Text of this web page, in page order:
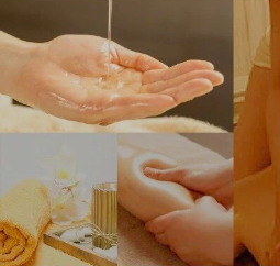
夏の特集イベン
激アツなお店を多数掲載
メンズエステ店